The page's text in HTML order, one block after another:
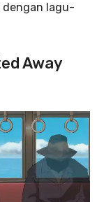
dengan lagu-
Away